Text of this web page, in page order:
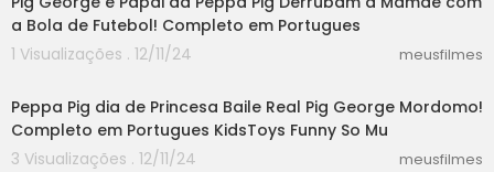
a Bola de Futebol! Completo em Portugues
1 Visualizações . 12/11/24
meusfilmes
Peppa Pig dia de Princesa Baile Real Pig George Mordomo!
Completo em Portugues KidsToys Funny So Mu
3 Visualizações . 12/11/24
meusfilmes